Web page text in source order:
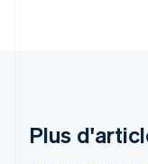
PlusEspagne